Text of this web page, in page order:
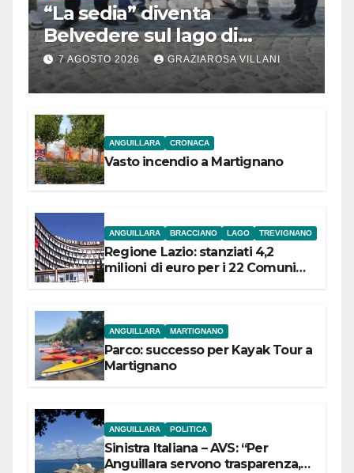
“La sedia” diventa
Belvedere sul lago di
Bracciano: ieri
l’inaugurazione
7 AGOSTO 2026 GRAZIAROSA VILLANI
ANGUILLARA CRONACA
Vasto incendio a Martignano
ANGUILLARA BRACCIANO LAGO TREVIGNANO
Regione Lazio: stanziati 4,2
milioni di euro per i 22 Comuni
ANGUILLARA MARTIGNANO
Parco: successo per Kayak Tour a
Martignano
ANGUILLARA POLITICA
Sinistra Italiana – AVS: “Per
Anguillara servono trasparenza,